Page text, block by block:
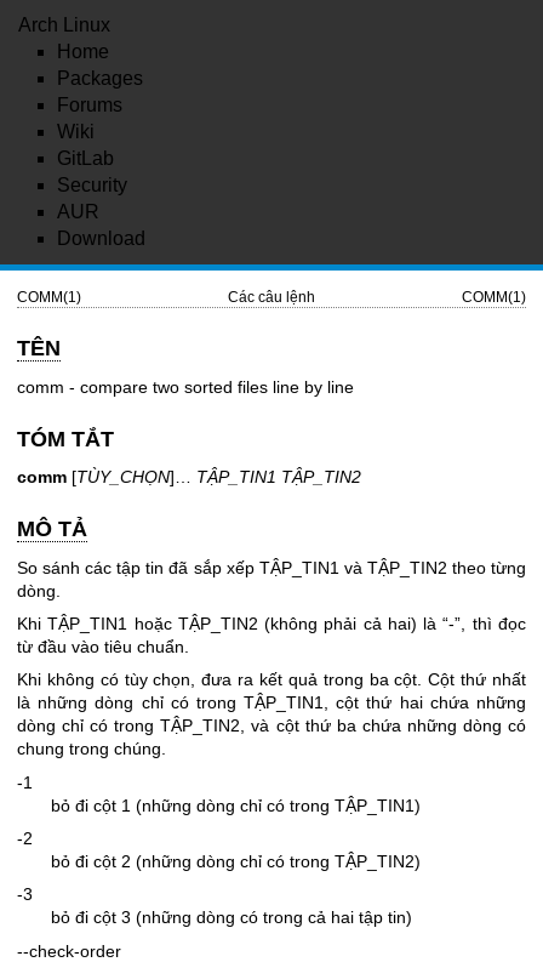
Arch Linux
Home
Packages
Forums
Wiki
GitLab
Security
AUR
Download
COMM(1) Các câu lệnh COMM(1)
TÊN
comm - compare two sorted files line by line
TÓM TẮT
comm [TÙY_CHỌN]… TẬP_TIN1 TẬP_TIN2
MÔ TẢ
So sánh các tập tin đã sắp xếp TẬP_TIN1 và TẬP_TIN2 theo từng
dòng.
Khi TẬP_TIN1 hoặc TẬP_TIN2 (không phải cả hai) là “-”, thì đọc
từ đầu vào tiêu chuẩn.
Khi không có tùy chọn, đưa ra kết quả trong ba cột. Cột thứ nhất
là những dòng chỉ có trong TẬP_TIN1, cột thứ hai chứa những
dòng chỉ có trong TẬP_TIN2, và cột thứ ba chứa những dòng có
chung trong chúng.
-1
bỏ đi cột 1 (những dòng chỉ có trong TẬP_TIN1)
-2
bỏ đi cột 2 (những dòng chỉ có trong TẬP_TIN2)
-3
bỏ đi cột 3 (những dòng có trong cả hai tập tin)
--check-order